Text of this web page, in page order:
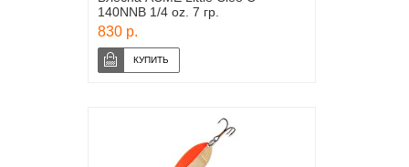
140NNB 1/4 oz. 7 гр.
830 р.